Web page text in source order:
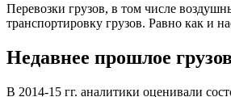
Перевозки грузов, в том числе
транспортировку грузов. Равно как и
Недавнее прошлое
В 2014-15 гг. аналитики оценивали